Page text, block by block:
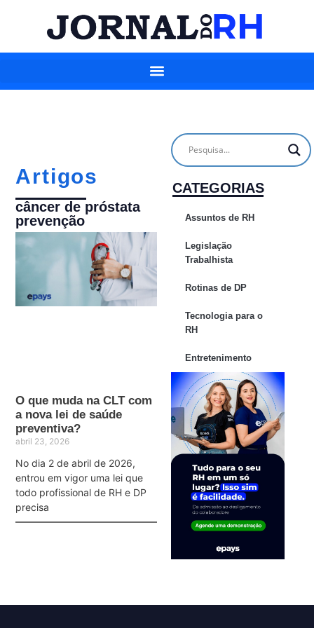
Artigos
câncer de próstata
prevenção
O que muda na CLT com
a nova lei de saúde
preventiva?
abril 23, 2026
No dia 2 de abril de 2026,
entrou em vigor uma lei que
todo profissional de RH e DP
precisa
CATEGORIAS
Assuntos de RH
Legislação
Trabalhista
Rotinas de DP
Tecnologia para o
RH
Entretenimento